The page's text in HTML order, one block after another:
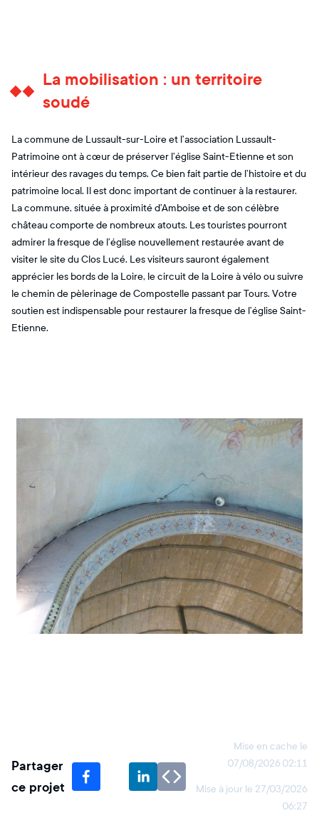
La mobilisation : un territoire
soudé
La commune de Lussault-sur-Loire et l’association Lussault-
Patrimoine ont à cœur de préserver l’église Saint-Etienne et son
intérieur des ravages du temps. Ce bien fait partie de l’histoire et du
patrimoine local. Il est donc important de continuer à la restaurer.
La commune, située à proximité d’Amboise et de son célèbre
château comporte de nombreux atouts. Les touristes pourront
admirer la fresque de l’église nouvellement restaurée avant de
visiter le site du Clos Lucé. Les visiteurs sauront également
apprécier les bords de la Loire, le circuit de la Loire à vélo ou suivre
le chemin de pèlerinage de Compostelle passant par Tours. Votre
soutien est indispensable pour restaurer la fresque de l’église Saint-
Etienne.
Partager
ce projet
Mise en cache le
07/08/2026 02:11
Mise à jour le 27/03/2026
06:27